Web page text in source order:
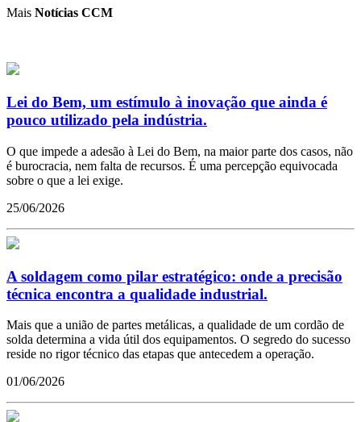
Mais Notícias CCM
Lei do Bem, um estímulo à inovação que ainda é
pouco utilizado pela indústria.
O que impede a adesão à Lei do Bem, na maior parte dos casos, não
é burocracia, nem falta de recursos. É uma percepção equivocada
sobre o que a lei exige.
25/06/2026
A soldagem como pilar estratégico: onde a precisão
técnica encontra a qualidade industrial.
Mais que a união de partes metálicas, a qualidade de um cordão de
solda determina a vida útil dos equipamentos. O segredo do sucesso
reside no rigor técnico das etapas que antecedem a operação.
01/06/2026